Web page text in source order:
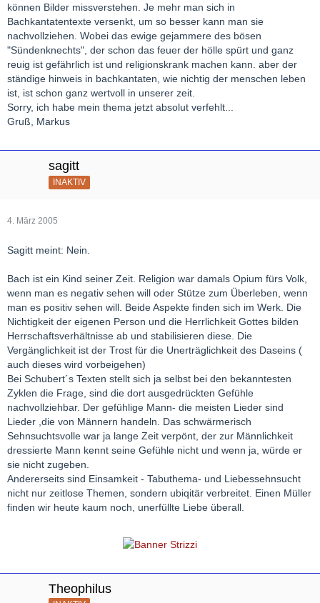
können Bilder missverstehen. Je mehr man sich in
Bachkantatentexte versenkt, um so besser kann man sie
nachvollziehen. Wobei das ewige gejammere des bösen
"Sündenknechts", der schon das feuer der hölle spürt und ganz
reuig ist gefährlich ist und religionskrank machen kann. aber der
ständige hinweis in bachkantaten, wie nichtig der menschen leben
ist, ist schon ganz wertvoll in unserer zeit.
Sorry, ich habe mein thema jetzt absolut verfehlt...
Gruß, Markus
sagitt
INAKTIV
4. März 2005
Sagitt meint: Nein.
Bach ist ein Kind seiner Zeit. Religion war damals Opium fürs Volk,
wenn man es negativ sehen will oder Stütze zum Überleben, wenn
man es positiv sehen will. Beide Aspekte finden sich im Werk. Die
Nichtigkeit der eigenen Person und die Herrlichkeit Gottes bilden
Herrschaftsverhältnisse ab und stabilisieren diese. Die
Vergänglichkeit ist der Trost für die Unerträglichkeit des Daseins (
auch dieses wird vorbeigehen)
Bei Schubert´s Texten stellt sich ja selbst bei den bekanntesten
Zyklen die Frage, sind die dort ausgedrückten Gefühle
nachvollziehbar. Der gefühlige Mann- die meisten Lieder sind
Lieder ,die von Männern handeln. Das schwärmerisch
Sehnsuchtsvolle war ja lange Zeit verpönt, der zur Männlichkeit
dressierte Mann kennt seine Gefühle nicht und wenn ja, würde er
sie nicht zugeben.
Andererseits sind Einsamkeit - Tabuthema- und Liebessehnsucht
nicht nur zeitlose Themen, sondern ubiqitär verbreitet. Einen Müller
finden wir heute kaum noch, unerfüllte Liebe überall.
Theophilus